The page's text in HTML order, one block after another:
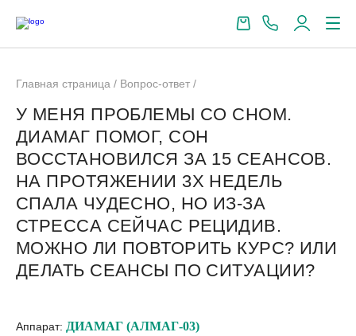
Главная страница / Вопрос-ответ /
У МЕНЯ ПРОБЛЕМЫ СО СНОМ.
ДИАМАГ ПОМОГ, СОН
ВОССТАНОВИЛСЯ ЗА 15 СЕАНСОВ.
НА ПРОТЯЖЕНИИ 3Х НЕДЕЛЬ
СПАЛА ЧУДЕСНО, НО ИЗ-ЗА
СТРЕССА СЕЙЧАС РЕЦИДИВ.
МОЖНО ЛИ ПОВТОРИТЬ КУРС? ИЛИ
ДЕЛАТЬ СЕАНСЫ ПО СИТУАЦИИ?
Аппарат: ДИАМАГ (АЛМАГ-03)